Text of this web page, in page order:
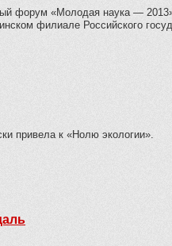
форум «Молодая наука —
филиале Российского
привела к «Нолю экологии».